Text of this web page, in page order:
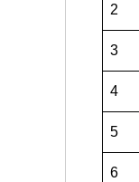
k
2
3
4
5
6